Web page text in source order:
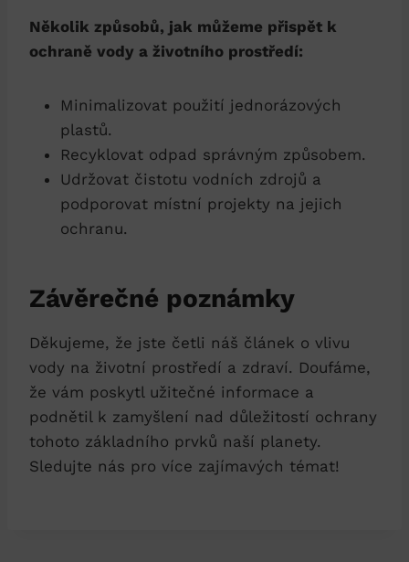
Několik způsobů, jak můžeme přispět k
ochraně vody a životního prostředí:
Minimalizovat použití jednorázových
plastů.
Recyklovat odpad správným způsobem.
Udržovat čistotu vodních zdrojů a
podporovat místní projekty na jejich
ochranu.
Závěrečné poznámky
Děkujeme, že jste četli náš článek o vlivu
vody na životní prostředí a zdraví. Doufáme,
že vám poskytl užitečné informace a
podnětil k zamyšlení nad důležitostí ochrany
tohoto základního prvků naší planety.
Sledujte nás pro více zajímavých témat!